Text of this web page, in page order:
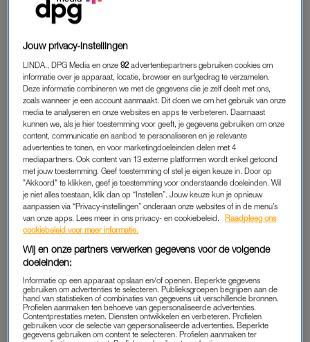
Positieve kriebels. Wanneer de blaadjes van de bomen vallen
heb ik zin om mijn huis op te ruimen, de dikke deken uit de
kast te pakken, mijn kledingkast te vullen met wollen truien en
sokken, kaarsjes aan te steken en op de bank te ploffen.
September voelt voor mij ook als een soort mini nieuw jaar,
een moment om nieuwe doelen voor mijzelf te stellen. Een
moment dat ik aan een volgende pagina kan beginnen. Een
pagina die nog spierwit is, zonder doorgekraste woorden,
bulletpoints, komma’s, uitroeptekens of punten. Ik kan
opnieuw beginnen, met welke kleur pen ik maar wil.
Terugblikkend op het afgelopen halfjaar heb ik alles behaald
wat ik wilde behalen. Trapte het jaar af met een reis van drie
maanden met mijn beste vriendin, kreeg promotie op mijn
knallenen als kers op de taart ontmoette ik mijn lover for life
overtreffen? Of moet ik het niet overtreffen? Moet het iedere
keer beter worden en meer? Of is het voldoende om een tijdje
op dezelfde golf te surfen?
Jouw privacy-instellingen
LINDA., DPG Media en onze92 advertentiepartners gebruiken cookies om
informatie over je apparaat, locatie, browser en surfgedrag te verzamelen.
Deze informatie combineren we met de gegevens die je zelf deelt met ons,
zoals wanneer je een account aanmaakt. Dit doen we om het gebruik van onze
media te analyseren en onze websites en apps te verbeteren. Daarnaast
kunnen we, als je hier toestemming voor geeft, je gegevens gebruiken om onze
content, communicatie en aanbod te personaliseren en je relevante
advertenties te tonen, en voor marketingdoeleinden delen met 4
mediapartners. Ook content van 13 externe platformen wordt enkel getoond
met jouw toestemming. Geef toestemming of stel je eigen keuze in. Door op
"Akkoord" te klikken, geef je toestemming voor onderstaande doeleinden. Wil
je niet alles toestaan, klik dan op “Instellen”. Jouw keuze kun je opnieuw
aanpassen via “Privacy-instellingen” onderaan onze websites of in de menu’s
van onze apps. Lees meer in ons privacy- en cookiebeleid.
Raadpleeg ons
cookiebeleid voor meer informatie.
Wij en onze partners verwerken gegevens voor de volgende
doeleinden:
Informatie op een apparaat opslaan en/of openen. Beperkte gegevens
gebruiken om advertenties te selecteren. Publieksgroepen begrijpen aan de
hand van statistieken of combinaties van gegevens uit verschillende bronnen.
Profielen aanmaken ten behoeve van gepersonaliseerde advertenties.
Contentprestaties meten. Diensten ontwikkelen en verbeteren. Profielen
gebruiken voor de selectie van gepersonaliseerde advertenties. Beperkte
gegevens gebruiken om content te selecteren. Profielen aanmaken ter